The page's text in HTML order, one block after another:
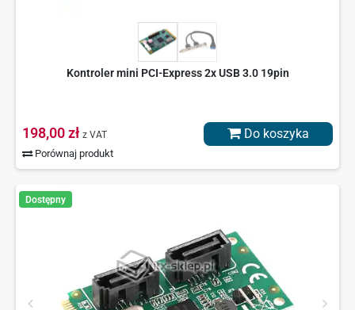
Kontroler mini PCI-Express 2x USB 3.0 19pin
198,00 zł z VAT
Porównaj produkt
Do koszyka
Dostępny